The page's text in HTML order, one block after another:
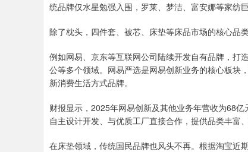
统品牌仅水星勉强入围，罗莱、梦洁、富安娜等家纺
除了枕头，四件套、被芯、床垫等床品市场的核心品
例如网易、京东等互联网公司陆续开发自有品牌，打
公等多个领域。网易严选是网易创新业务的核心板块
新消费生活方式品牌。
财报显示，2025年网易创新及其他业务年营收为68
自主设计开发、与优质工厂直接合作，提供品类丰富
在床垫领域，传统国民品牌也风头不再。根据淘宝近